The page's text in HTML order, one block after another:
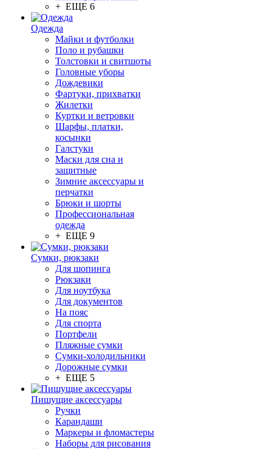
+ ЕЩЕ 6
Одежда
Майки и футболки
Поло и рубашки
Толстовки и свитшоты
Головные уборы
Дождевики
Фартуки, прихватки
Жилетки
Куртки и ветровки
Шарфы, платки,
косынки
Галстуки
Маски для сна и
защитные
Зимние аксессуары и
перчатки
Брюки и шорты
Профессиональная
одежда
+ ЕЩЕ 9
Сумки, рюкзаки
Для шопинга
Рюкзаки
Для ноутбука
Для документов
На пояс
Для спорта
Портфели
Пляжные сумки
Сумки-холодильники
Дорожные сумки
+ ЕЩЕ 5
Пишущие аксессуары
Ручки
Карандаши
Маркеры и фломастеры
Наборы для рисования